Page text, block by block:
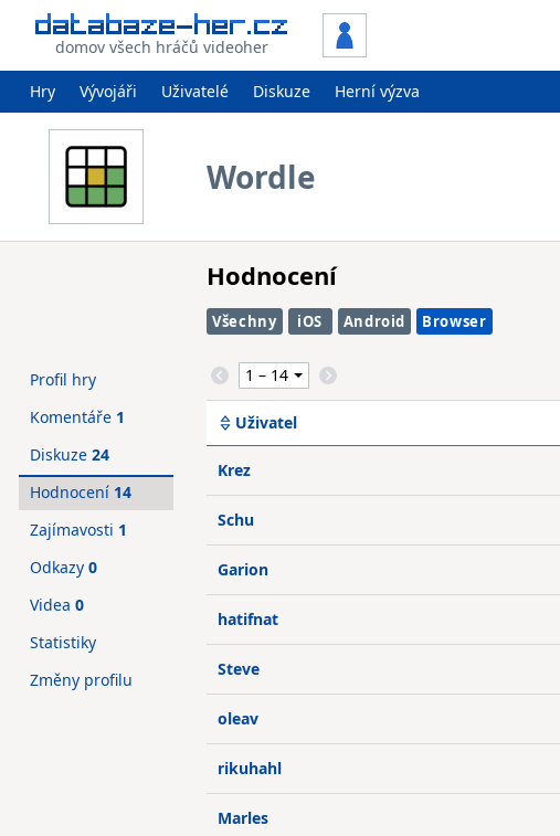
domov všech hráčů videoher
Hry Vývojáři Uživatelé Diskuze Herní výzva
Wordle
Hodnocení
Všechny iOS Android Browser
Uživatel
Krez
Schu
Garion
hatifnat
Steve
oleav
rikuhahl
Marles
Profil hry
Komentáře 1
Diskuze 24
Hodnocení 14
Zajímavosti 1
Odkazy 0
Videa 0
Statistiky
Změny profilu